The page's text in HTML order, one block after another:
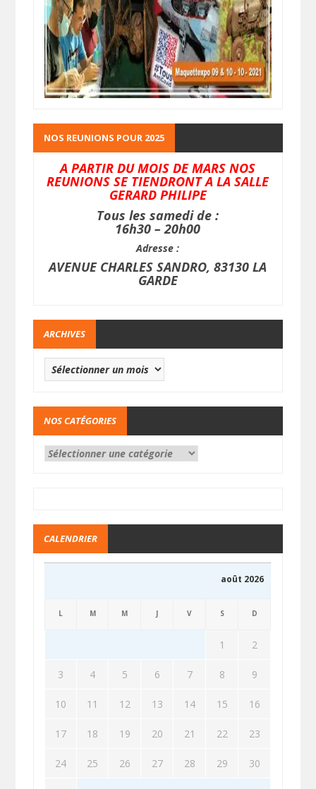
NOS REUNIONS POUR 2025
A PARTIR DU MOIS DE MARS NOS
REUNIONS SE TIENDRONT A LA SALLE
GERARD PHILIPE
Tous les samedi de :
16h30 – 20h00
Adresse :
AVENUE CHARLES SANDRO, 83130 LA
GARDE
ARCHIVES
NOS CATÉGORIES
CALENDRIER
août 2026
L M M J V S D
1 2
3 4 5 6 7 8 9
10 11 12 13 14 15 16
17 18 19 20 21 22 23
24 25 26 27 28 29 30